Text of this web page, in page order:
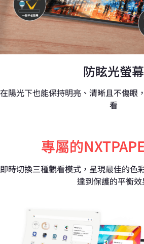
防眩光螢幕
在陽光下也能保持明亮、清晰且不傷眼
看
專屬的
即時切換三種觀看模式，呈現最佳的色
達到保護的平衡